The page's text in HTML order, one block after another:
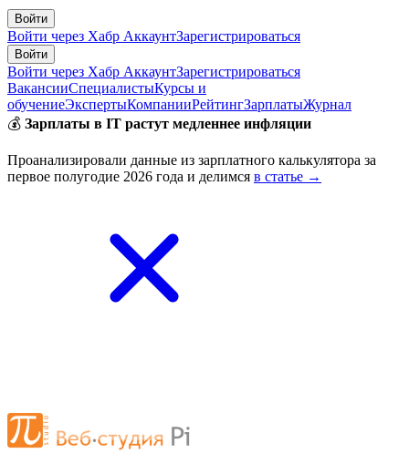
Войти
Войти через Хабр АккаунтЗарегистрироваться
Войти
Войти через Хабр АккаунтЗарегистрироваться
ВакансииСпециалистыКурсы и
обучениеЭкспертыКомпанииРейтингЗарплатыЖурнал
💰 Зарплаты в IT растут медленнее инфляции
Проанализировали данные из зарплатного калькулятора за
первое полугодие 2026 года и делимся в статье →